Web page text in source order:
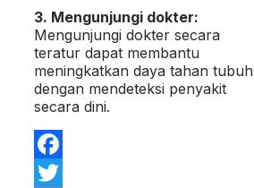
3. Mengunjungi dokter:
Mengunjungi dokter secara
teratur dapat membantu
meningkatkan daya tahan tubuh
dengan mendeteksi penyakit
secara dini.
Facebook